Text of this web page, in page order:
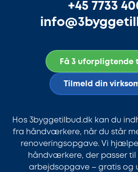
+45 7733
Få 3 uforpligtende
Tilmeld din
Hos 3byggetilbud.dk kan du
fra håndværkere, når du står
renoveringsopgave. Vi
håndværkere, der passer til
arbejdsopgave – gratis og